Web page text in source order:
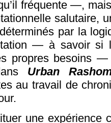
fréquente —,
salutaire,
par la
— à savoir si
propres besoins
Urban
au travail de
une expérience